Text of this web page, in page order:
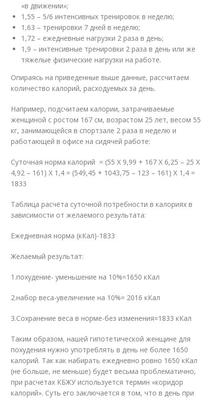
«в движении»;
1,55 – 5/6 интенсивных тренировок в неделю;
1,63 – тренировки 7 дней в неделю;
1,72 – ежедневные нагрузки 2 раза в день;
1,9 – интенсивные тренировки 2 раза в день или же
тяжелые физические нагрузки на работе.
Опираясь на приведенные выше данные, рассчитаем
количество калорий, расходуемых за день.
Например, подсчитаем калории, затрачиваемые
женщиной с ростом 167 см, возрастом 25 лет, весом 55
кг, занимающейся в спортзале 2 раза в неделю и
работающей в офисе на сидячей работе:
Суточная норма калорий = (55 Х 9,99 + 167 Х 6,25 – 25 Х
4,92 – 161) Х 1,4 = (549,45 + 1043,75 – 123 – 161) Х 1,4 =
1833
Таблица расчёта суточной потребности в калориях в
зависимости от желаемого результата:
Ежедневная норма (кКал)-1833
Желаемый результат:
1.похудение- уменьшение на 10%=1650 кКал
2.набор веса-увеличение на 10%= 2016 кКал
3.Сохранение веса в норме-без изменения=1833 кКал
Таким образом, нашей гипотетической женщине для
похудения нужно употреблять в день не более 1650
калорий. Так как набирать ежедневно ровно 1650 кКал
(не больше, не меньше) будет весьма проблематично,
при расчетах КБЖУ используется термин «коридор
калорий». Суть его заключается в том, что в день при